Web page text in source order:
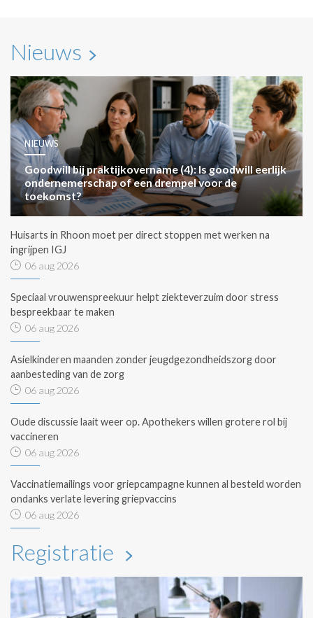
Nieuws
NIEUWS
Goodwill bij praktijkovername (4): Is goodwill eerlijk
ondernemerschap of een drempel voor de
toekomst?
Huisarts in Rhoon moet per direct stoppen met werken na
ingrijpen IGJ
06 aug 2026
Speciaal vrouwenspreekuur helpt ziekteverzuim door stress
bespreekbaar te maken
06 aug 2026
Asielkinderen maanden zonder jeugdgezondheidszorg door
aanbesteding van de zorg
06 aug 2026
Oude discussie laait weer op. Apothekers willen grotere rol bij
vaccineren
06 aug 2026
Vaccinatiemailings voor griepcampagne kunnen al besteld worden
ondanks verlate levering griepvaccins
06 aug 2026
Registratie